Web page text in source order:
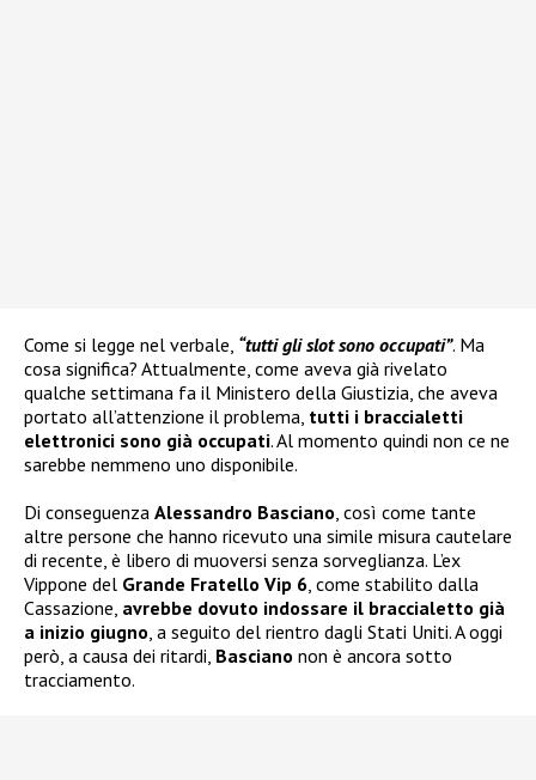
Come si legge nel verbale, “tutti gli slot sono occupati”. Ma
cosa significa? Attualmente, come aveva già rivelato
qualche settimana fa il Ministero della Giustizia, che aveva
portato all’attenzione il problema, tutti i braccialetti
elettronici sono già occupati. Al momento quindi non ce ne
sarebbe nemmeno uno disponibile.
Di conseguenza Alessandro Basciano , così come tante
altre persone che hanno ricevuto una simile misura cautelare
di recente, è libero di muoversi senza sorveglianza. L’ex
Vippone del Grande Fratello Vip 6 , come stabilito dalla
Cassazione, avrebbe dovuto indossare il braccialetto già
a inizio giugno , a seguito del rientro dagli Stati Uniti. A oggi
però, a causa dei ritardi, Basciano non è ancora sotto
tracciamento.